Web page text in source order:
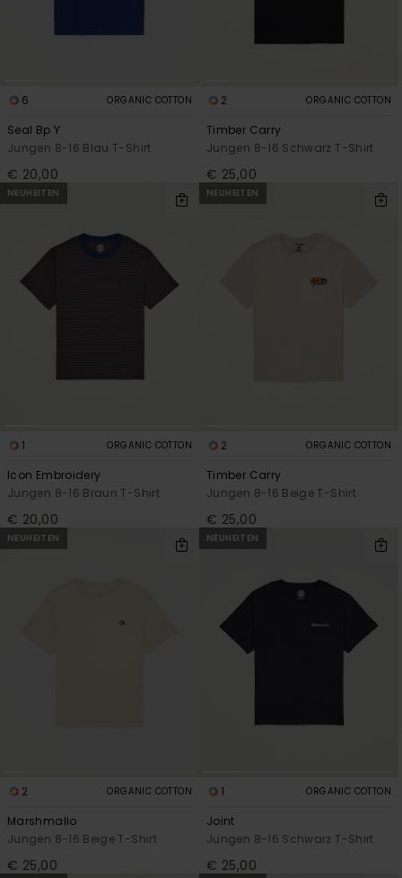
6 ORGANIC COTTON
Seal Bp Y
Jungen 8-16 Blau T-Shirt
€ 20,00
2 ORGANIC COTTON
Timber Carry
Jungen 8-16 Schwarz T-Shirt
€ 25,00
NEUHEITEN
1 ORGANIC COTTON
Icon Embroidery
Jungen 8-16 Braun T-Shirt
€ 20,00
NEUHEITEN
2 ORGANIC COTTON
Timber Carry
Jungen 8-16 Beige T-Shirt
€ 25,00
NEUHEITEN
2 ORGANIC COTTON
Marshmallo
Jungen 8-16 Beige T-Shirt
€ 25,00
NEUHEITEN
1 ORGANIC COTTON
Joint
Jungen 8-16 Schwarz T-Shirt
€ 25,00